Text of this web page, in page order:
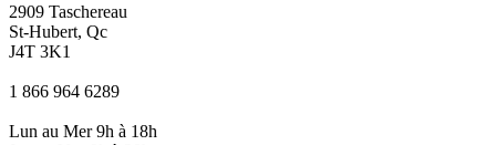
2909 Taschereau
St-Hubert, Qc
J4T 3K1
1 866 964 6289
Lun au Mer 9h à 18h